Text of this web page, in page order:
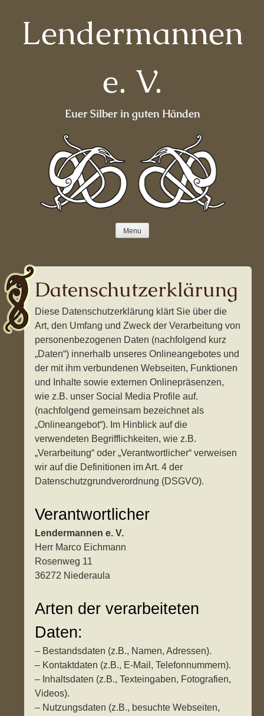
contentLendermannen
e. V.
Euer Silber in guten Händen
Menu
Datenschutzerklärung
Diese Datenschutzerklärung klärt Sie über die
Art, den Umfang und Zweck der Verarbeitung von
personenbezogenen Daten (nachfolgend kurz
„Daten“) innerhalb unseres Onlineangebotes und
der mit ihm verbundenen Webseiten, Funktionen
und Inhalte sowie externen Onlinepräsenzen,
wie z.B. unser Social Media Profile auf.
(nachfolgend gemeinsam bezeichnet als
„Onlineangebot“). Im Hinblick auf die
verwendeten Begrifflichkeiten, wie z.B.
„Verarbeitung“ oder „Verantwortlicher“ verweisen
wir auf die Definitionen im Art. 4 der
Datenschutzgrundverordnung (DSGVO).
Verantwortlicher
Lendermannen e. V.
Herr Marco Eichmann
Rosenweg 11
36272 Niederaula
Arten der verarbeiteten
Daten:
– Bestandsdaten (z.B., Namen, Adressen).
– Kontaktdaten (z.B., E-Mail, Telefonnummern).
– Inhaltsdaten (z.B., Texteingaben, Fotografien,
Videos).
– Nutzungsdaten (z.B., besuchte Webseiten,